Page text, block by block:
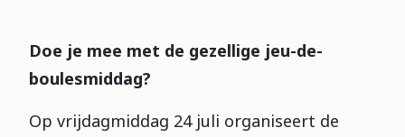
Doe je mee met de gezellige jeu-de-
boulesmiddag?
Op vrijdagmiddag 24 juli organiseert de